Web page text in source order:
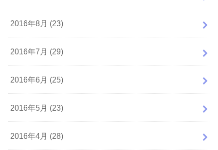
2016年8月 (23)
2016年7月 (29)
2016年6月 (25)
2016年5月 (23)
2016年4月 (28)